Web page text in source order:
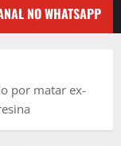
NO WHATSAPP
por matar ex-